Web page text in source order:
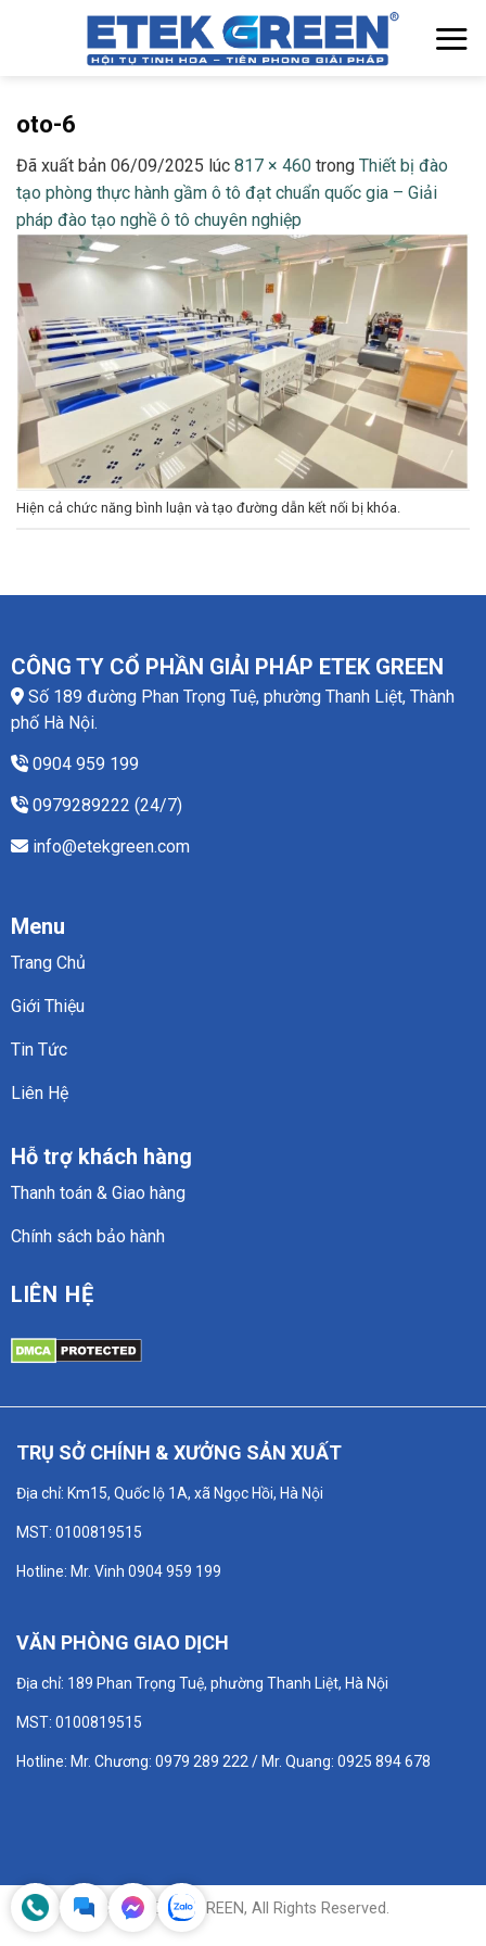
oto-6
Đã xuất bản 06/09/2025 lúc 817 × 460 trong Thiết bị đào
tạo phòng thực hành gầm ô tô đạt chuẩn quốc gia – Giải
pháp đào tạo nghề ô tô chuyên nghiệp
Hiện cả chức năng bình luận và tạo đường dẫn kết nối bị khóa.
CÔNG TY CỔ PHẦN GIẢI PHÁP ETEK GREEN
Số 189 đường Phan Trọng Tuệ, phường Thanh Liệt, Thành
phố Hà Nội.
0904 959 199
0979289222 (24/7)
info@etekgreen.com
Menu
Trang Chủ
Giới Thiệu
Tin Tức
Liên Hệ
Hỗ trợ khách hàng
Thanh toán & Giao hàng
Chính sách bảo hành
LIÊN HỆ
TRỤ SỞ CHÍNH & XƯỞNG SẢN XUẤT
Địa chỉ: Km15, Quốc lộ 1A, xã Ngọc Hồi, Hà Nội
MST: 0100819515
Hotline: Mr. Vinh 0904 959 199
VĂN PHÒNG GIAO DỊCH
Địa chỉ: 189 Phan Trọng Tuệ, phường Thanh Liệt, Hà Nội
MST: 0100819515
Hotline: Mr. Chương: 0979 289 222 / Mr. Quang: 0925 894 678
© 2025 ETEK GREEN, All Rights Reserved.